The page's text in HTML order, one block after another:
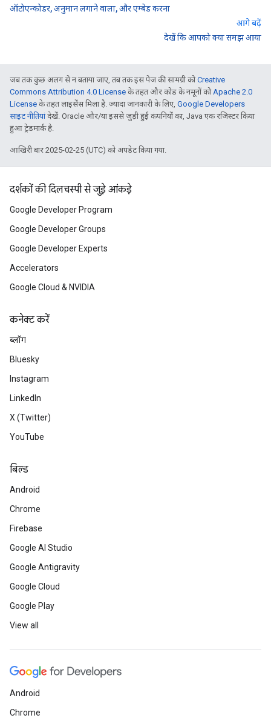
ऑटोएन्कोडर, अनुमान लगाने वाला, और एम्बेड करना
आगे बढ़ें
देखें कि आपको क्या समझ आया
जब तक कुछ अलग से न बताया जाए, तब तक इस पेज की सामग्री कोCreative
Commons Attribution 4.0 License के तहत और कोड के नमूनों कोApache 2.0
License के तहत लाइसेंस मिला है. ज़्यादा जानकारी के लिए, Google Developers
साइट नीतियांदेखें. Oracle और/या इससे जुड़ी हुई कंपनियों का, Java एक रजिस्टर किया
हुआ ट्रेडमार्क है.
आखिरी बार 2025-02-25 (UTC) को अपडेट किया गया.
दर्शकों की दिलचस्पी से जुड़े आंकड़े
Google Developer Program
Google Developer Groups
Google Developer Experts
Accelerators
Google Cloud & NVIDIA
कनेक्ट करें
ब्लॉग
Bluesky
Instagram
LinkedIn
X (Twitter)
YouTube
बिल्ड
Android
Chrome
Firebase
Google AI Studio
Google Antigravity
Google Cloud
Google Play
View all
Android
Chrome